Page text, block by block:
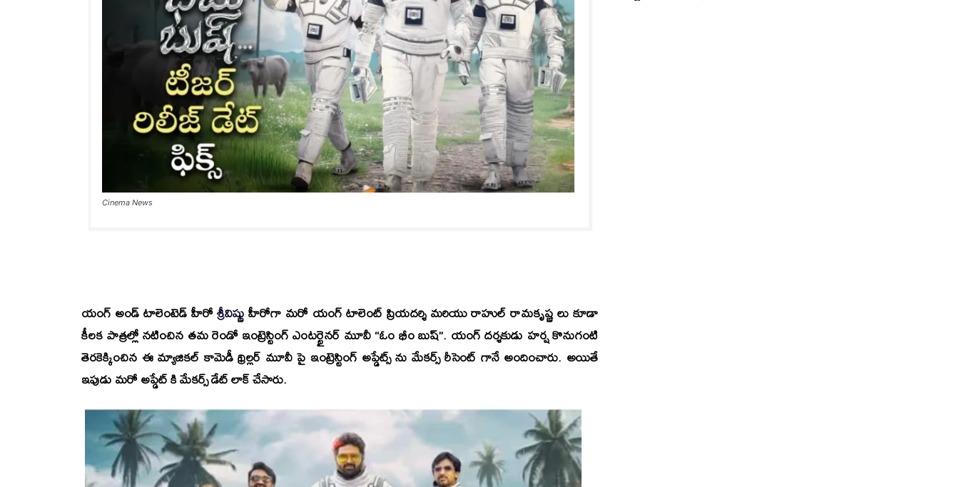
Cinema News
యంగ్ అండ్ టాలెంటెడ్ హీరోశ్రీవిష్ణుహీరోగా మరో యంగ్ టాలెంట్ ప్రియదర్శిమరియురాహుల్రామకృష్ణలు కూడా
కీలక పాత్రల్లో నటించిన తమ రెండో ఇంట్రెస్టింగ్ ఎంటర్టైనర్ మూవీ“ఓం భీం బుష్”. యంగ్ దర్శకుడు హర్ష కొనుగంటి
తెరకెక్కించిన ఈ మ్యాజికల్ కామెడీ థ్రిల్లర్ మూవీ పై ఇంట్రెస్టింగ్ అప్డేట్స్ ను మేకర్స్ రీసెంట్ గానే అందించారు. అయితే
ఇపుడు మరో అప్డేట్ కి మేకర్స్ డేట్ లాక్ చేసారు.